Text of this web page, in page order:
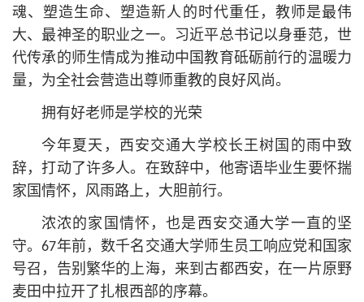
魂、塑造生命、塑造新人的时代重任，教师是最伟
大、最神圣的职业之一。习近平总书记以身垂范，世
代传承的师生情成为推动中国教育砥砺前行的温暖力
量，为全社会营造出尊师重教的良好风尚。
拥有好老师是学校的光荣
今年夏天，西安交通大学校长王树国的雨中致
辞，打动了许多人。在致辞中，他寄语毕业生要怀揣
家国情怀，风雨路上，大胆前行。
浓浓的家国情怀，也是西安交通大学一直的坚
守。67年前，数千名交通大学师生员工响应党和国家
号召，告别繁华的上海，来到古都西安，在一片原野
麦田中拉开了扎根西部的序幕。